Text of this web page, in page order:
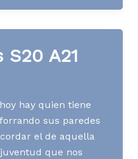
A21
hay quien tiene
sus paredes
el de aquella
que nos